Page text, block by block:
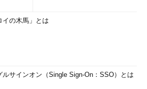
イの木馬」とは
ルサインオン（Single Sign-On：SSO）とは